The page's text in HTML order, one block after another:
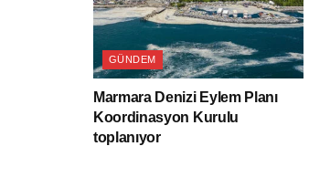
GÜNDEM
Marmara Denizi Eylem Planı
Koordinasyon Kurulu
toplanıyor